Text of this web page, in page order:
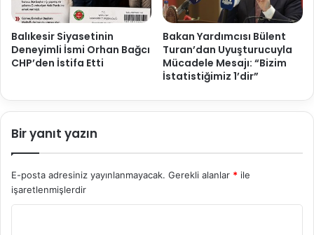
Balıkesir Siyasetinin
Deneyimli İsmi Orhan Bağcı
CHP’den İstifa Etti
Bakan Yardımcısı Bülent
Turan’dan Uyuşturucuyla
Mücadele Mesajı: “Bizim
İstatistiğimiz 1’dir”
Bir yanıt yazın
E-posta adresiniz yayınlanmayacak. Gerekli alanlar * ile
işaretlenmişlerdir